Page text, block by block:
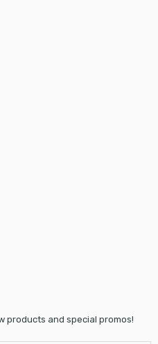
products and special promos!